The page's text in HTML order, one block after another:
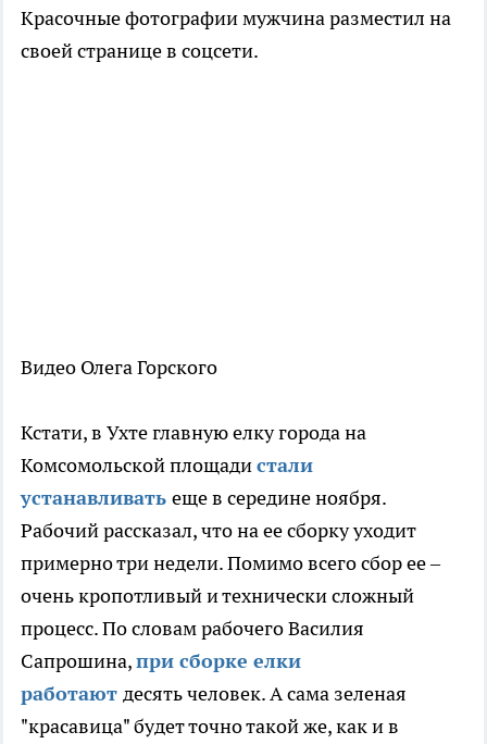
Красочные фотографии мужчина разместил на
своей странице в соцсети.
Видео Олега Горского
Кстати, в Ухте главную елку города на
Комсомольской площадистали
устанавливать еще в середине ноября.
Рабочий рассказал, что на ее сборку уходит
примерно три недели. Помимо всего сбор ее –
очень кропотливый и технически сложный
процесс. По словам рабочего Василия
Сапрошина,при сборке елки
работают десять человек. А сама зеленая
"красавица" будет точно такой же, как и в